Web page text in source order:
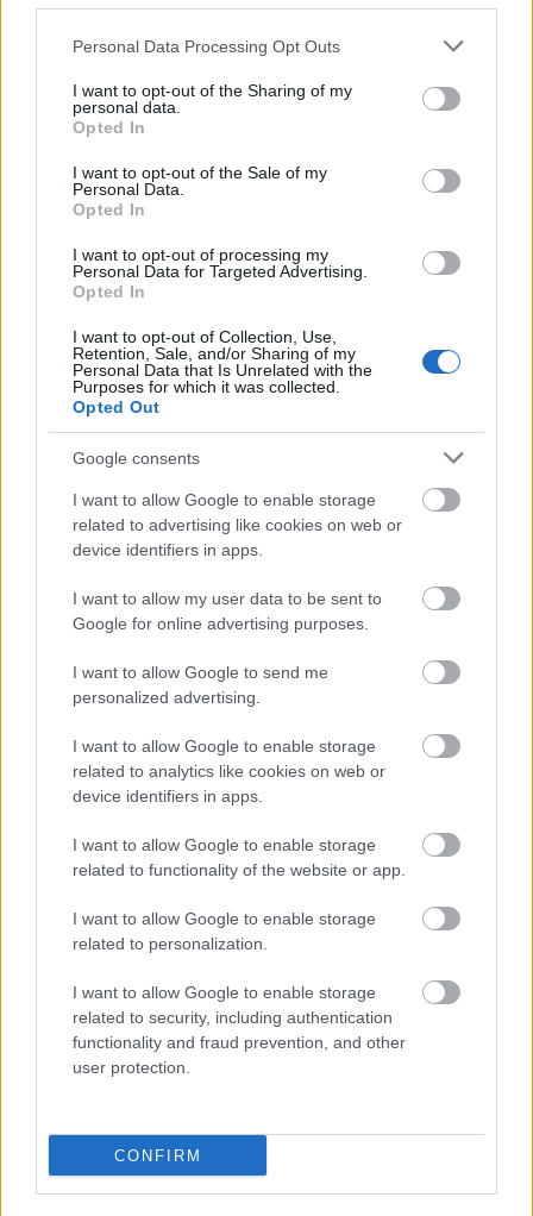
Please note that this website/app uses one or more Google
not limited to your visit or usage behaviour. You may click to
grant or deny consent to Google and its third-party tags to
use your data for below specified purposes in below Google
consent section.
Personal Data Processing Opt Outs
I want to opt-out of the Sharing of my
personal data.
Opted In
I want to opt-out of the Sale of my
Personal Data.
Opted In
I want to opt-out of processing my
Personal Data for Targeted Advertising.
Opted In
I want to opt-out of Collection, Use,
Retention, Sale, and/or Sharing of my
Personal Data that Is Unrelated with the
Purposes for which it was collected.
Opted Out
Google consents
I want to allow Google to enable storage
related to advertising like cookies on web or
device identifiers in apps.
I want to allow my user data to be sent to
Google for online advertising purposes.
I want to allow Google to send me
personalized advertising.
I want to allow Google to enable storage
related to analytics like cookies on web or
device identifiers in apps.
I want to allow Google to enable storage
related to functionality of the website or app.
I want to allow Google to enable storage
related to personalization.
I want to allow Google to enable storage
related to security, including authentication
functionality and fraud prevention, and other
user protection.
CONFIRM
Η γαλάζια «θετική ατζέντα» στο δρόμο για το
2027 - Το παράπονο της Καρυστιανού - Στον
ΣΥΡΙΖΑ μελετούν Ιστορία
Πυρόπληκτοι: Τι σημαίνουν τα «πράσινα»,
αποζημιώσεις
Ποια είναι η (κυβερνητική) λίστα με τα μεγάλα
χρονοδιαγράμματα
TAGS: Τεχνική Ολυμπιακή Υποδομές - Έργα
BEST OFINTERNET
διαγωνισμός